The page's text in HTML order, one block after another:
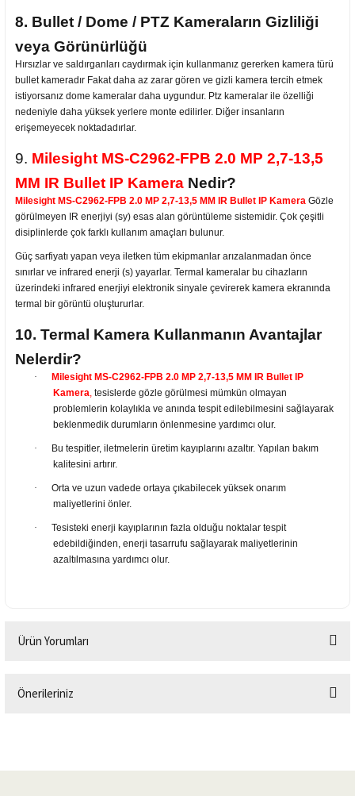
8. Bullet / Dome / PTZ Kameraların Gizliliği
veya Görünürlüğü
Hırsızlar ve saldırganları caydırmak için kullanmanız gererken kamera türü
bullet kameradır Fakat daha az zarar gören ve gizli kamera tercih etmek
istiyorsanız dome kameralar daha uygundur. Ptz kameralar ile özelliği
nedeniyle daha yüksek yerlere monte edilirler. Diğer insanların
erişemeyecek noktadadırlar.
9. Milesight MS-C2962-FPB 2.0 MP 2,7-13,5
MM IR Bullet IP Kamera Nedir?
Milesight MS-C2962-FPB 2.0 MP 2,7-13,5 MM IR Bullet IP Kamera Gözle
görülmeyen IR enerjiyi (sy) esas alan görüntüleme sistemidir. Çok çeşitli
disiplinlerde çok farklı kullanım amaçları bulunur.
Güç sarfiyatı yapan veya iletken tüm ekipmanlar arızalanmadan önce
sınırlar ve infrared enerji (s) yayarlar. Termal kameralar bu cihazların
üzerindeki infrared enerjiyi elektronik sinyale çevirerek kamera ekranında
termal bir görüntü oluştururlar.
10. Termal Kamera Kullanmanın Avantajlar
Nelerdir?
·
Milesight MS-C2962-FPB 2.0 MP 2,7-13,5 MM IR Bullet IP
Kamera tesislerde gözle görülmesi mümkün olmayan
problemlerin kolaylıkla ve anında tespit edilebilmesini sağlayarak
beklenmedik durumların önlenmesine yardımcı olur.
·
Bu tespitler, iletmelerin üretim kayıplarını azaltır. Yapılan bakım
kalitesini artırır.
·
Orta ve uzun vadede ortaya çıkabilecek yüksek onarım
maliyetlerini önler.
·
Tesisteki enerji kayıplarının fazla olduğu noktalar tespit
edebildiğinden, enerji tasarrufu sağlayarak maliyetlerinin
azaltılmasına yardımcı olur.
Ürün Yorumları
Önerileriniz